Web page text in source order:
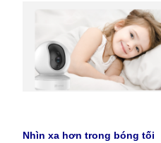
Nhìn xa hơn trong bóng tối